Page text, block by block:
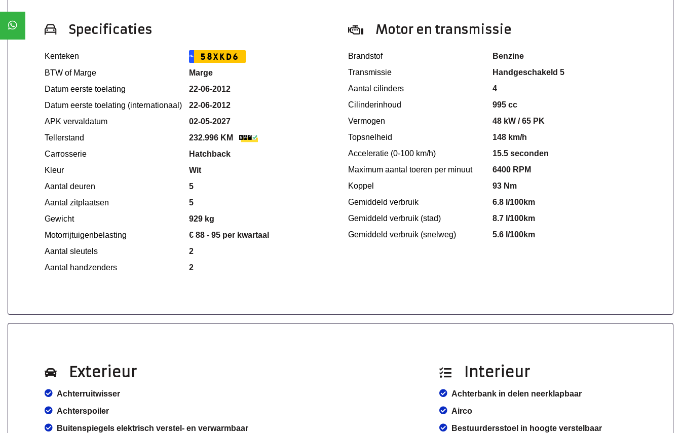
Specificaties
Kenteken NL 58XKD6
BTW of Marge
Marge
Datum eerste toelating
22-06-2012
Datum eerste toelating (internationaal)
22-06-2012
APK vervaldatum
02-05-2027
Tellerstand
232.996 KM
Carrosserie
Hatchback
Kleur
Wit
Aantal deuren
5
Aantal zitplaatsen
5
Gewicht
929 kg
Motorrijtuigenbelasting
€ 88 - 95 per kwartaal
Aantal sleutels
2
Aantal handzenders
2
Motor en transmissie
Brandstof
Benzine
Transmissie
Handgeschakeld 5
Aantal cilinders
4
Cilinderinhoud
995 cc
Vermogen
48 kW / 65 PK
Topsnelheid
148 km/h
Acceleratie (0-100 km/h)
15.5 seconden
Maximum aantal toeren per minuut
6400 RPM
Koppel
93 Nm
Gemiddeld verbruik
6.8 l/100km
Gemiddeld verbruik (stad)
8.7 l/100km
Gemiddeld verbruik (snelweg)
5.6 l/100km
Exterieur
Achterruitwisser
Achterspoiler
Buitenspiegels elektrisch verstel- en verwarmbaar
Interieur
Achterbank in delen neerklapbaar
Airco
Bestuurdersstoel in hoogte verstelbaar